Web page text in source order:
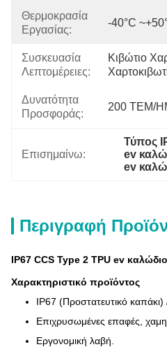
Θερμοκρασία
Εργασίας:
-40°C
Συσκευασία
Λεπτομέρειες:
Κιβώτιο
Δυνατότητα
Προσφοράς:
200 ΤΕΜ/
Επισημαίνω:
Τύπος
ev
ev
Περιγραφή
IP67 CCS Type 2 TPU ev
Χαρακτηριστικό προϊόντος
IP67 (Προστατευτικό
Επιχρυσωμένες επαφές,
Εργονομική λαβή.